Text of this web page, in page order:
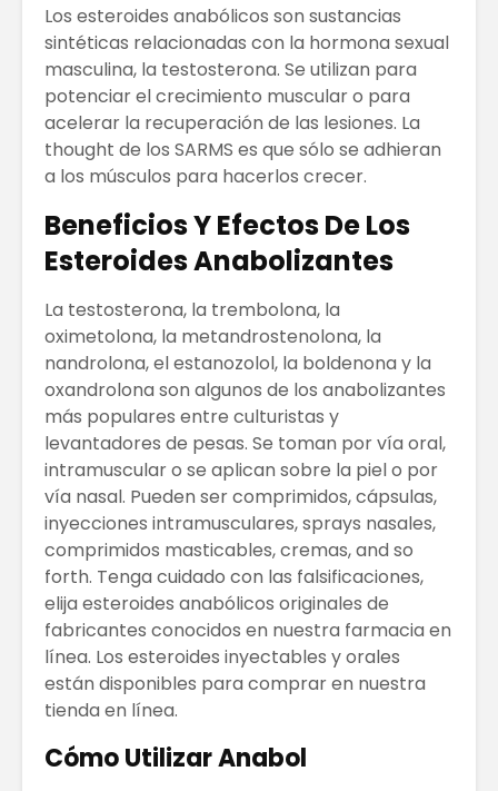
Los esteroides anabólicos son sustancias
sintéticas relacionadas con la hormona sexual
masculina, la testosterona. Se utilizan para
potenciar el crecimiento muscular o para
acelerar la recuperación de las lesiones. La
thought de los SARMS es que sólo se adhieran
a los músculos para hacerlos crecer.
Beneficios Y Efectos De Los
Esteroides Anabolizantes
La testosterona, la trembolona, la
oximetolona, la metandrostenolona, la
nandrolona, el estanozolol, la boldenona y la
oxandrolona son algunos de los anabolizantes
más populares entre culturistas y
levantadores de pesas. Se toman por vía oral,
intramuscular o se aplican sobre la piel o por
vía nasal. Pueden ser comprimidos, cápsulas,
inyecciones intramusculares, sprays nasales,
comprimidos masticables, cremas, and so
forth. Tenga cuidado con las falsificaciones,
elija esteroides anabólicos originales de
fabricantes conocidos en nuestra farmacia en
línea. Los esteroides inyectables y orales
están disponibles para comprar en nuestra
tienda en línea.
Cómo Utilizar Anabol
Mejor Pagos En
Latinoamérica.
los 17.000
dólares
De Cabello Vs.
Cabello Natural
¿QUÉ ES
ECONOMÍA
COLABORATIVA?
Matriz
Alianza